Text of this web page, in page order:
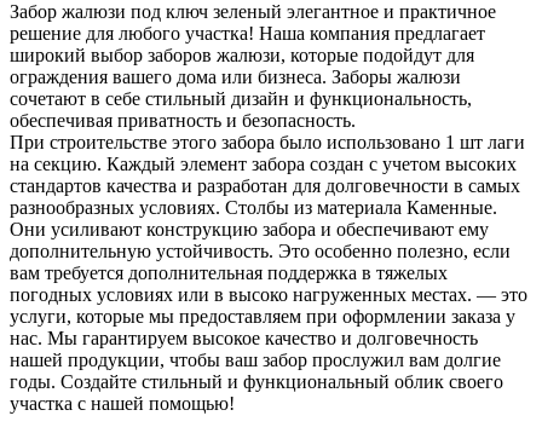
Забор жалюзи под ключ зеленый элегантное и практичное
решение для любого участка! Наша компания предлагает
широкий выбор заборов жалюзи, которые подойдут для
ограждения вашего дома или бизнеса. Заборы жалюзи
сочетают в себе стильный дизайн и функциональность,
обеспечивая приватность и безопасность.
При строительстве этого забора было использовано 1 шт лаги
на секцию. Каждый элемент забора создан с учетом высоких
стандартов качества и разработан для долговечности в самых
разнообразных условиях. Столбы из материала Каменные.
Они усиливают конструкцию забора и обеспечивают ему
дополнительную устойчивость. Это особенно полезно, если
вам требуется дополнительная поддержка в тяжелых
погодных условиях или в высоко нагруженных местах. — это
услуги, которые мы предоставляем при оформлении заказа у
нас. Мы гарантируем высокое качество и долговечность
нашей продукции, чтобы ваш забор прослужил вам долгие
годы. Создайте стильный и функциональный облик своего
участка с нашей помощью!